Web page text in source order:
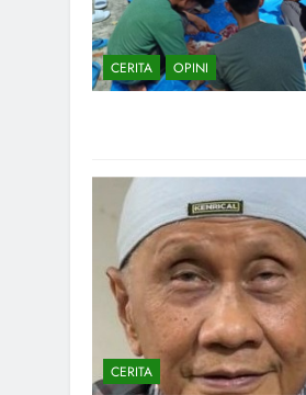
CERITA OPINI
CERITA